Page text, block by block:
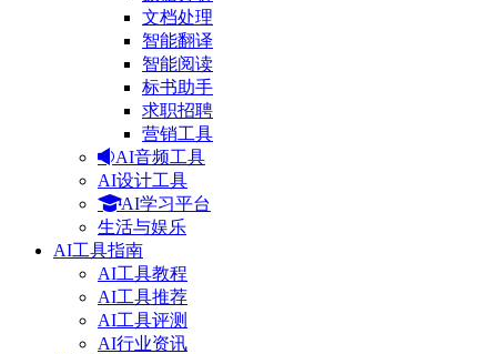
文档处理
智能翻译
智能阅读
标书助手
求职招聘
营销工具
AI音频工具
AI设计工具
AI学习平台
生活与娱乐
AI工具指南
AI工具教程
AI工具推荐
AI工具评测
AI行业资讯